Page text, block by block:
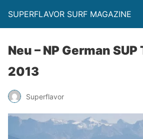
SUPERFLAVOR SURF MAGAZINE
Neu – NP German
2013
Superflavor